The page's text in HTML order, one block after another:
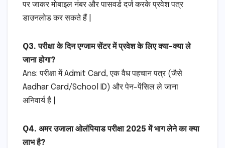
पर जाकर मोबाइल नंबर और पासवर्ड दर्ज करके प्रवेश पत्र
डाउनलोड कर सकते हैं |
Q3. परीक्षा के दिन एग्जाम सेंटर में प्रवेश के लिए क्या-क्या ले
जाना होगा?
Ans: परीक्षा में Admit Card, एक वैध पहचान पत्र (जैसे
Aadhar Card/School ID) और पेन-पेंसिल ले जाना
अनिवार्य है |
Q4. अमर उजाला ओलंपियाड परीक्षा 2025 में भाग लेने का क्या
लाभ है?